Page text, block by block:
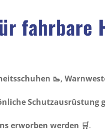
fahrbare
🥾,
Schutzausrüstung
erworben werden 🛒.